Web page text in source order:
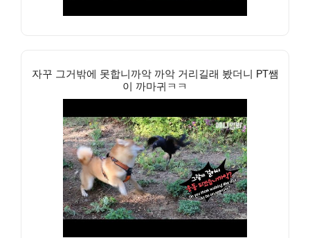
자꾸 그거밖에 못합니까악 까악 거리길래 봤더니 PT쌤
이 까마귀ㅋㅋ